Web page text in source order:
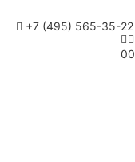
+7 (495) 565-35-22
00